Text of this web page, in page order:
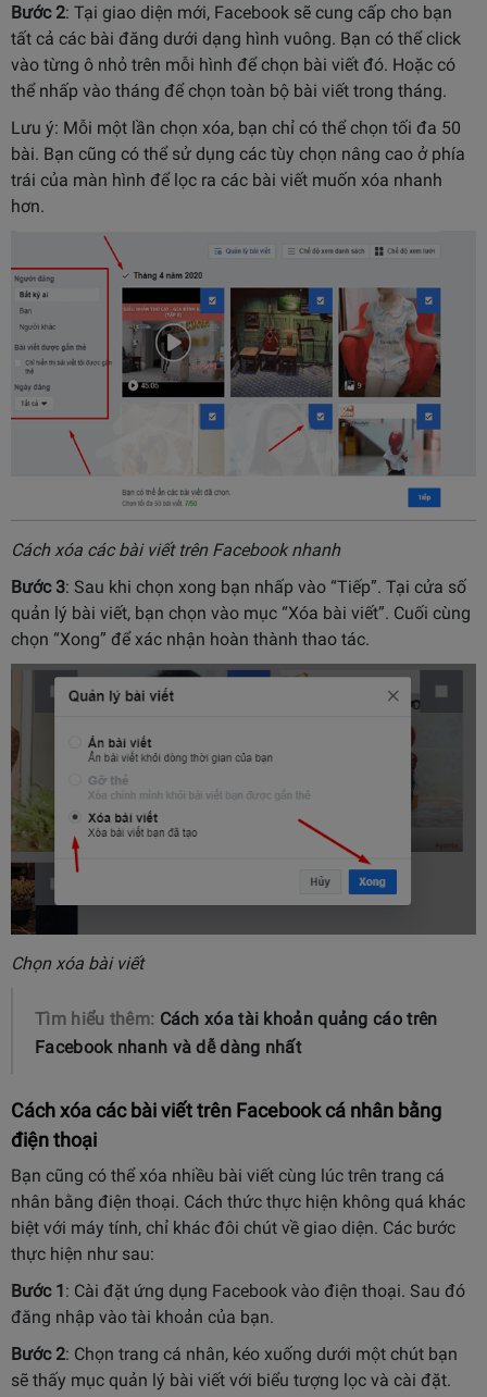
Bước 2: Tại giao diện mới, Facebook sẽ cung cấp cho bạn
tất cả các bài đăng dưới dạng hình vuông. Bạn có thể click
vào từng ô nhỏ trên mỗi hình để chọn bài viết đó. Hoặc có
thể nhấp vào tháng để chọn toàn bộ bài viết trong tháng.
Lưu ý: Mỗi một lần chọn xóa, bạn chỉ có thể chọn tối đa 50
bài. Bạn cũng có thể sử dụng các tùy chọn nâng cao ở phía
trái của màn hình để lọc ra các bài viết muốn xóa nhanh
hơn.
Cách xóa các bài viết trên Facebook nhanh
Bước 3: Sau khi chọn xong bạn nhấp vào “Tiếp”. Tại cửa số
quản lý bài viết, bạn chọn vào mục “Xóa bài viết”. Cuối cùng
chọn “Xong” để xác nhận hoàn thành thao tác.
Chọn xóa bài viết
Tìm hiểu thêm: Cách xóa tài khoản quảng cáo trên
Facebook nhanh và dễ dàng nhất
Cách xóa các bài viết trên Facebook cá nhân bằng
điện thoại
Bạn cũng có thể xóa nhiều bài viết cùng lúc trên trang cá
nhân bằng điện thoại. Cách thức thực hiện không quá khác
biệt với máy tính, chỉ khác đôi chút về giao diện. Các bước
thực hiện như sau:
Bước 1 : Cài đặt ứng dụng Facebook vào điện thoại. Sau đó
đăng nhập vào tài khoản của bạn.
Bước 2: Chọn trang cá nhân, kéo xuống dưới một chút bạn
sẽ thấy mục quản lý bài viết với biểu tượng lọc và cài đặt.